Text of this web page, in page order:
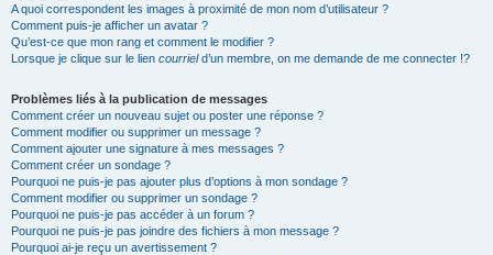
A quoi correspondent les images à proximité de mon nom d’utilisateur ?
Comment puis-je afficher un avatar ?
Qu’est-ce que mon rang et comment le modifier ?
Lorsque je clique sur le lien courrield’un membre, on me demande de me connecter !?
Problèmes liés à la publication de messages
Comment créer un nouveau sujet ou poster une réponse ?
Comment modifier ou supprimer un message ?
Comment ajouter une signature à mes messages ?
Comment créer un sondage ?
Pourquoi ne puis-je pas ajouter plus d’options à mon sondage ?
Comment modifier ou supprimer un sondage ?
Pourquoi ne puis-je pas accéder à un forum ?
Pourquoi ne puis-je pas joindre des fichiers à mon message ?
Pourquoi ai-je reçu un avertissement ?